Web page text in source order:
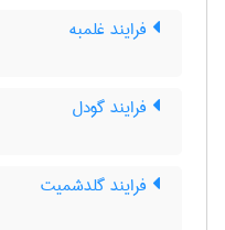
فرایند غلمبه
فرایند گودل
فرایند گلدشمیت